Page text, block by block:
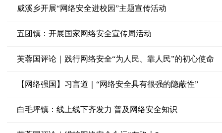
威溪乡开展“网络安全进校园”主题宣传活动
五团镇：开展国家网络安全宣传周活动
芙蓉国评论｜践行网络安全“为人民、靠人民”的初心使命
【网络强国】习言道｜“网络安全具有很强的隐蔽性”
白毛坪镇：线上线下齐发力 普及网络安全知识